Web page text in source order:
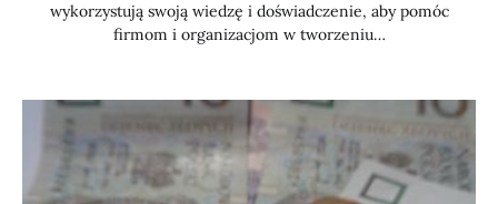
wykorzystują swoją wiedzę i doświadczenie, aby pomóc
firmom i organizacjom w tworzeniu…